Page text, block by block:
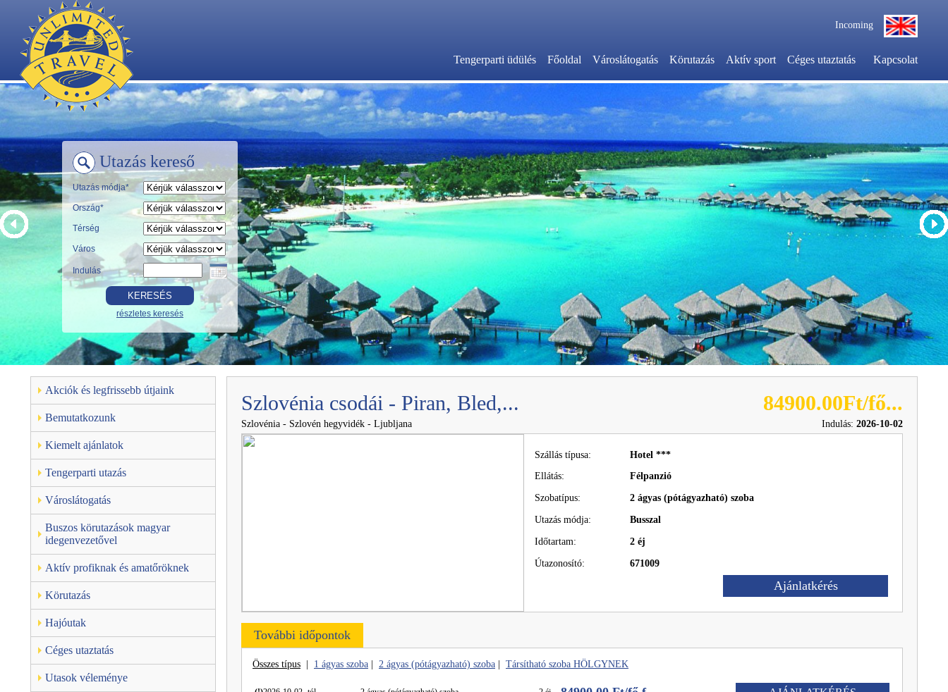
Incoming
Tengerparti üdülés Főoldal Városlátogatás Körutazás Aktív sport Céges utaztatás Kapcsolat
Utazás kereső
Utazás módja*
Ország*
Térség
Város
Indulás
részletes keresés
Akciók és legfrissebb útjaink
Bemutatkozunk
Kiemelt ajánlatok
Tengerparti utazás
Városlátogatás
Buszos körutazások magyar
idegenvezetővel
Aktív profiknak és amatőröknek
Körutazás
Hajóutak
Céges utaztatás
Utasok véleménye
Szlovénia csodái - Piran, Bled,... 84900.00Ft/fő...
Szlovénia - Szlovén hegyvidék - Ljubljana Indulás: 2026-10-02
Szállás típusa:
Hotel ***
Ellátás:
Félpanzió
Szobatípus: 2 ágyas (pótágyazható) szoba
Utazás módja: Busszal
Időtartam: 2 éj
Útazonosító: 671009
Ajánlatkérés
További időpontok
Összes típus 1 ágyas szoba 2 ágyas (pótágyazható) szoba Társítható szoba HÖLGYNEK